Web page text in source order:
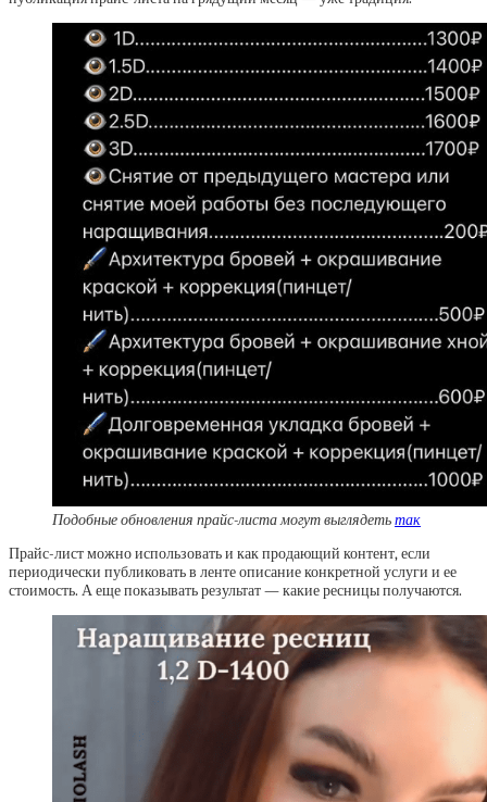
Подобные обновления прайс-листа могут выглядетьтак
Прайс-лист можно использовать и как продающий контент, если
периодически публиковать в ленте описание конкретной услуги и ее
стоимость. А еще показывать результат — какие ресницы получаются.